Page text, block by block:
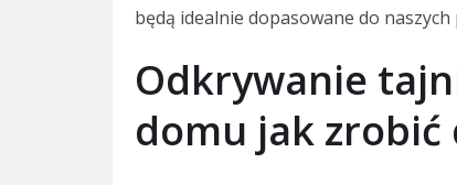
będą idealnie dopasowane do
Odkrywanie
domu jak zrobić